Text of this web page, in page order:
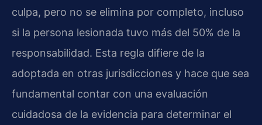
culpa, pero no se elimina por completo, incluso
si la persona lesionada tuvo más del 50% de la
responsabilidad. Esta regla difiere de la
adoptada en otras jurisdicciones y hace que sea
fundamental contar con una evaluación
cuidadosa de la evidencia para determinar el